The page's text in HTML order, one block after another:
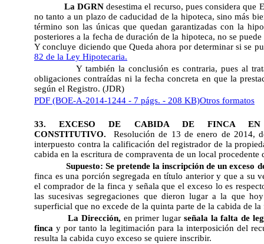
La DGRN desestima el recurso, pues considera que
no tanto a un plazo de caducidad de la hipoteca, sino más
término son las únicas que quedan garantizadas con la
posteriores a la fecha de duración de la hipoteca, no se
Y concluye diciendo que Queda ahora por determinar si se
82 de la Ley Hipotecaria.
Y también la conclusión es contraria, pues al
obligaciones contraídas ni la fecha concreta en que la
según el Registro. (JDR)
PDF (BOE-A-2014-1244 - 7 págs. - 208 KB)Otros formatos
33. EXCESO DE CABIDA DE FINCA EN
CONSTITUTIVO.
Resolución de 13 de enero de 2014,
interpuesto contra la calificación del registrador de la
cabida en la escritura de compraventa de un local
Supuesto: Se pretende la inscripción de un
finca es una porción segregada en título anterior y que a su
el comprador de la finca y señala que el exceso lo es
las sucesivas segregaciones que dieron lugar a la que
superficial que no excede de la quinta parte de la cabida de
La Dirección, en primer lugar señala la falta de
finca y por tanto la legitimación para la interposición del
resulta la cabida cuyo exceso se quiere inscribir.